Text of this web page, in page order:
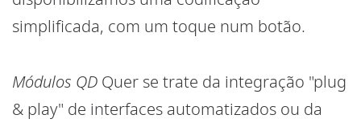
simplificada, com um toque num botão.
Módulos QD Quer se trate da integração "plug
& play" de interfaces automatizados ou da